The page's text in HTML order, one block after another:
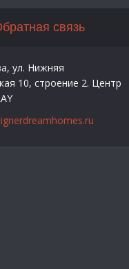
связь
ул. Нижняя
10, строение 2. Центр